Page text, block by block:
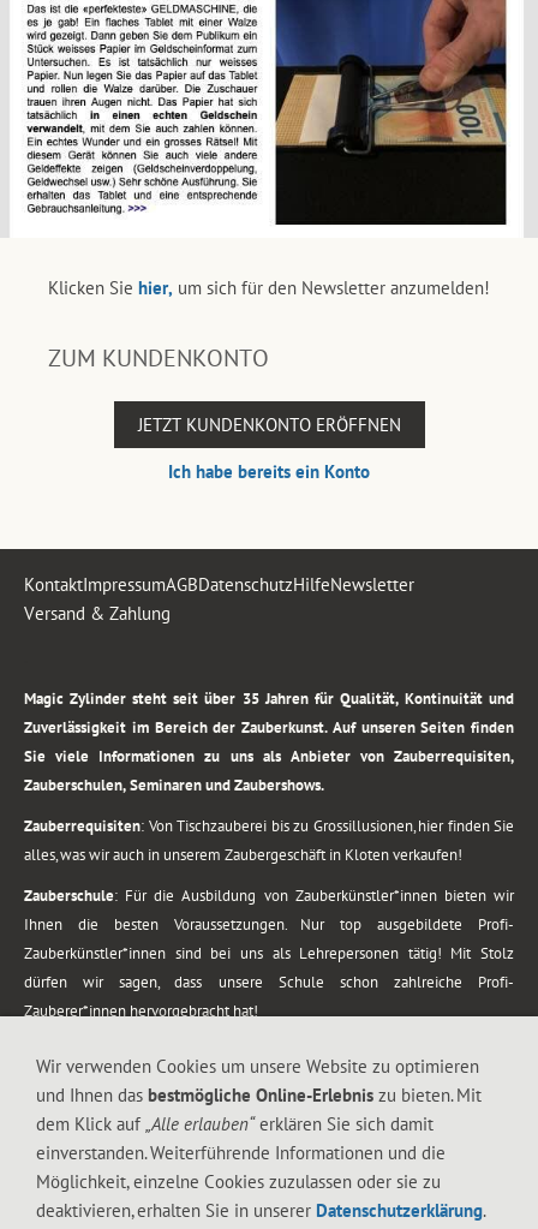
Klicken Sie hier, um sich für den Newsletter anzumelden!
ZUM KUNDENKONTO
JETZT KUNDENKONTO ERÖFFNEN
Ich habe bereits ein Konto
KontaktImpressumAGBDatenschutzHilfeNewsletter
Versand & Zahlung
Magic Zylinder steht seit über 35 Jahren für Qualität, Kontinuität und
Zuverlässigkeit im Bereich der Zauberkunst. Auf unseren Seiten finden
Sie viele Informationen zu uns als Anbieter von Zauberrequisiten,
Zauberschulen, Seminaren und Zaubershows.
Zauberrequisiten: Von Tischzauberei bis zu Grossillusionen, hier finden Sie
alles, was wir auch in unserem Zaubergeschäft in Kloten verkaufen!
Zauberschule: Für die Ausbildung von Zauberkünstler*innen bieten wir
Ihnen die besten Voraussetzungen. Nur top ausgebildete Profi-
Zauberkünstler*innen sind bei uns als Lehrepersonen tätig! Mit Stolz
dürfen wir sagen, dass unsere Schule schon zahlreiche Profi-
Zauberer*innen hervorgebracht hat!
vom Kinderprogramm bis zur Tischzauberei. Lassen Sie sich faszinieren von
meiner Zauber-Sprech-Show, angerührt mit sprachlichen Sequenzen,
gewürzt mit Gags und visuellen Illusionen wie Kaninchen, Vasen, Seilen,
Wir verwenden Cookies um unsere Website zu optimieren
und Ihnen das bestmögliche Online-Erlebnis zu bieten. Mit
dem Klick auf „Alle erlauben“erklären Sie sich damit
einverstanden. Weiterführende Informationen und die
Möglichkeit, einzelne Cookies zuzulassen oder sie zu
deaktivieren, erhalten Sie in unserer Datenschutzerklärung.